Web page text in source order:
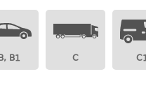
B, B1 C